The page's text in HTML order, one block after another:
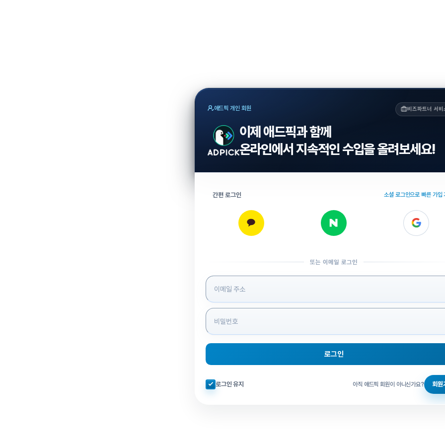
애드픽 개인 회원 비즈파트너 서비
이제 애드픽과 함께
온라인에서 지속적인 수입을 올려보세요!
간편 로그인 소셜 로그인으로 빠른 가입
또는 이메일 로그인
로그인 정보 입력
로그인
자동로그인 체크
로그인 유지 아직 애드픽 회원이 아니신가요? 회원